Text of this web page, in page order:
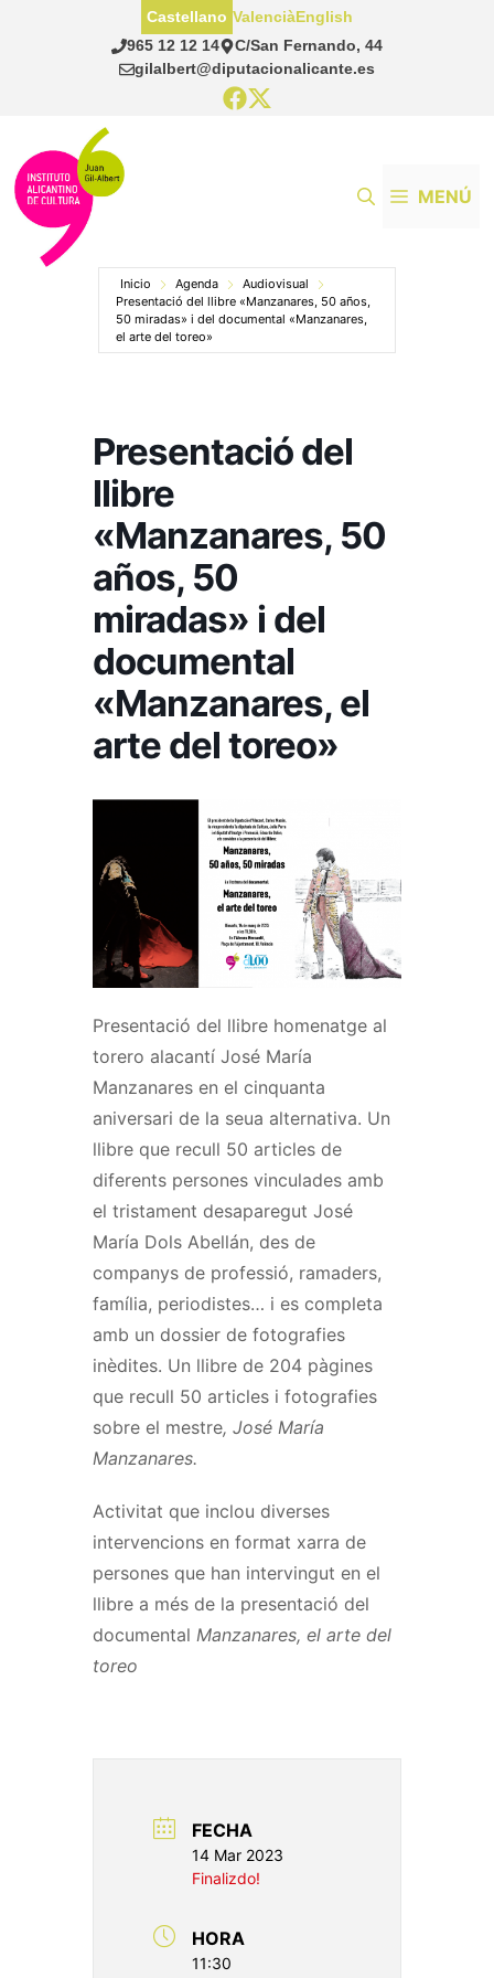
965 12 12 14
C/San Fernando, 44
gilalbert@diputacionalicante.es
Castellano ValenciàEnglish
MENÚ
Inicio Agenda
Audiovisual
Presentació del llibre «Manzanares, 50 años,
50 miradas» i del documental «Manzanares,
el arte del toreo»
Presentació del
llibre
«Manzanares, 50
años, 50
miradas» i del
documental
«Manzanares, el
arte del toreo»
Presentació del llibre homenatge al
torero alacantí José María
Manzanares en el cinquanta
aniversari de la seua alternativa. Un
llibre que recull 50 articles de
diferents persones vinculades amb
el tristament desaparegut José
María Dols Abellán, des de
companys de professió, ramaders,
família, periodistes… i es completa
amb un dossier de fotografies
inèdites. Un llibre de 204 pàgines
que recull 50 articles i fotografies
sobre el mestre, José María
Manzanares.
Activitat que inclou diverses
intervencions en format xarra de
persones que han intervingut en el
llibre a més de la presentació del
documental Manzanares, el arte del
toreo
FECHA
14 Mar 2023
Finalizdo!
HORA
11:30